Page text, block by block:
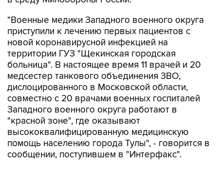
"Военные медики Западного военного округа
приступили к лечению первых пациентов с
новой коронавирусной инфекцией на
территории ГУЗ "Щекинская городская
больница". В настоящее время 11 врачей и 20
медсестер танкового объединения ЗВО,
дислоцированного в Московской области,
совместно с 20 врачами военных госпиталей
Западного военного округа работают в
"красной зоне", где оказывают
высококвалифицированную медицинскую
помощь населению города Тулы", - говорится в
сообщении, поступившем в "Интерфакс".